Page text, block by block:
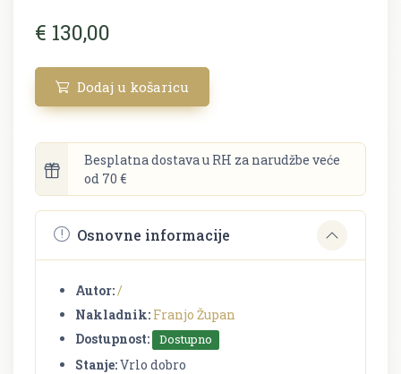
€ 130,00
Dodaj u košaricu
Besplatna dostava u RH za narudžbe veće
od 70 €
Osnovne informacije
Autor:/
Nakladnik: Franjo Župan
Dostupnost:
Dostupno
Stanje:Vrlo dobro